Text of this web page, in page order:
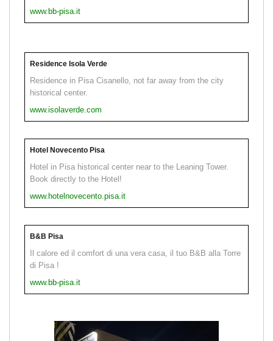
www.bb-pisa.it
Residence Isola Verde
Residence in Pisa Cisanello, not far away from the city
historical center.
www.isolaverde.com
Hotel Novecento Pisa
Hotel in Pisa historical center near to the Leaning Tower.
Book directly to the Hotel!
www.hotelnovecento.pisa.it
B&B Pisa
Il calore ed il comfort di una vera casa, il tuo B&B alla Torre
di Pisa !
www.bb-pisa.it